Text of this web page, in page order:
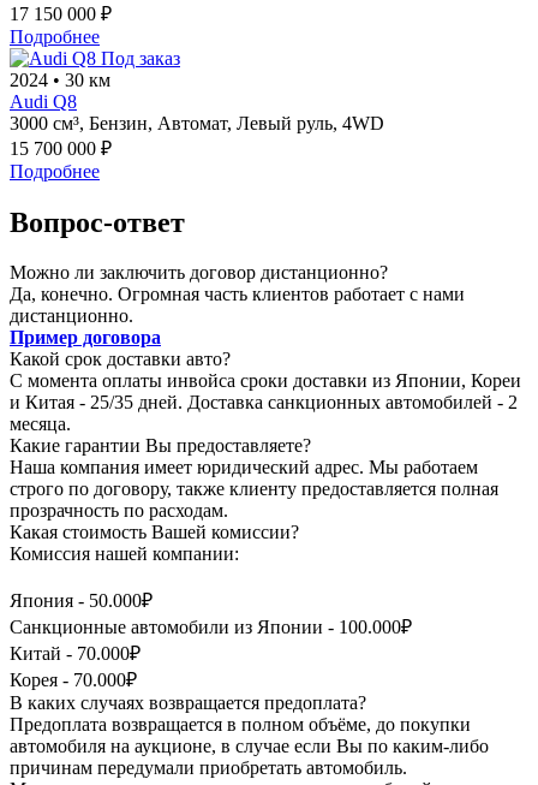
17 150 000 ₽
Подробнее
Под заказ
2024 • 30 км
Audi Q8
3000 см³, Бензин, Автомат, Левый руль, 4WD
15 700 000 ₽
Подробнее
Вопрос-ответ
Можно ли заключить договор дистанционно?
Да, конечно. Огромная часть клиентов работает с нами
дистанционно.
Пример договора
Какой срок доставки авто?
С момента оплаты инвойса сроки доставки из Японии, Кореи
и Китая - 25/35 дней. Доставка санкционных автомобилей - 2
месяца.
Какие гарантии Вы предоставляете?
Наша компания имеет юридический адрес. Мы работаем
строго по договору, также клиенту предоставляется полная
прозрачность по расходам.
Какая стоимость Вашей комиссии?
Комиссия нашей компании:
Япония - 50.000₽
Санкционные автомобили из Японии - 100.000₽
Китай - 70.000₽
Корея - 70.000₽
В каких случаях возвращается предоплата?
Предоплата возвращается в полном объёме, до покупки
автомобиля на аукционе, в случае если Вы по каким-либо
причинам передумали приобретать автомобиль.